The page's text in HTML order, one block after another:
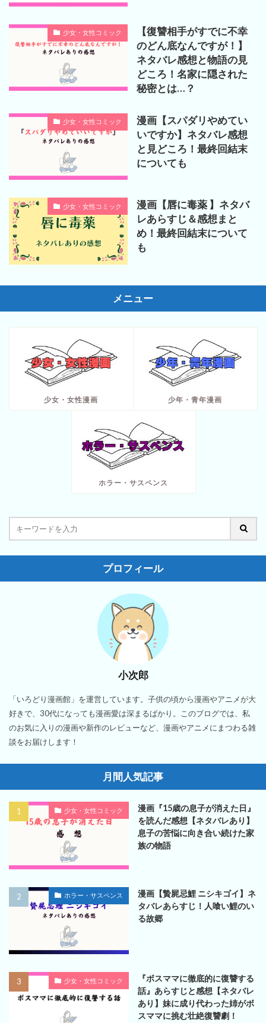
少女・女性コミック
【復讐相手がすでに不幸
のどん底なんですが！】
ネタバレ感想と物語の見
どころ！名家に隠された
秘密とは…？
少女・女性コミック
漫画【スパダリやめてい
いですか】ネタバレ感想
と見どころ！最終回結末
についても
少女・女性コミック
漫画【唇に毒薬 】ネタバ
レあらすじ＆感想まと
め！最終回結末について
も
メニュー
少女・女性漫画 少年・青年漫画
ホラー・サスペンス
プロフィール
小次郎
「いろどり漫画館」を運営しています。子供の頃から漫画やアニメが大
好きで、30代になっても漫画愛は深まるばかり。このブログでは、私
のお気に入りの漫画や新作のレビューなど、漫画やアニメにまつわる雑
談をお届けします！
月間人気記事
少女・女性コミック
漫画『15歳の息子が消えた日』
を読んだ感想【ネタバレあり】
息子の苦悩に向き合い続けた家
族の物語
ホラー・サスペンス
漫画【贄屍忌鯉 ニシキゴイ】ネ
タバレあらすじ！人喰い鯉のい
る故郷
少女・女性コミック
『ボスママに徹底的に復讐する
話』あらすじと感想【ネタバレ
あり】妹に成り代わった姉がボ
スママに挑む壮絶復讐劇！